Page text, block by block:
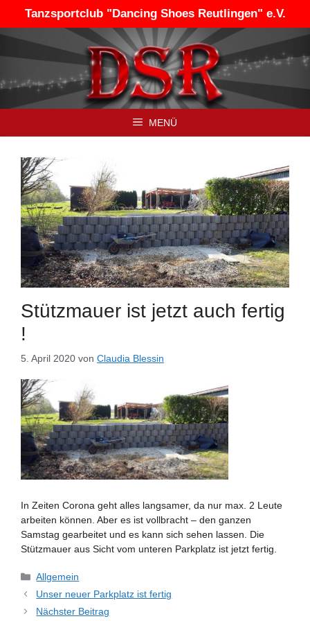
springen
Tanzsportclub "Dancing Shoes Reutlingen" e.V.
MENÜ
Stützmauer ist jetzt auch fertig
!
5. April 2020 von Claudia Blessin
In Zeiten Corona geht alles langsamer, da nur max. 2 Leute
arbeiten können. Aber es ist vollbracht – den ganzen
Samstag gearbeitet und es kann sich sehen lassen. Die
Stützmauer aus Sicht vom unteren Parkplatz ist jetzt fertig.
Kategorien
Allgemein
Unser neuer Parkplatz ist fertig
Nächster Beitrag